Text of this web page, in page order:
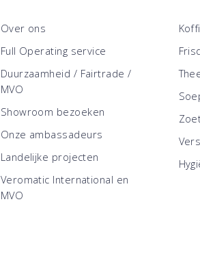
Over ons
Full Operating service
Duurzaamheid / Fairtrade /
MVO
Showroom bezoeken
Onze ambassadeurs
Landelijke projecten
Veromatic International en
MVO